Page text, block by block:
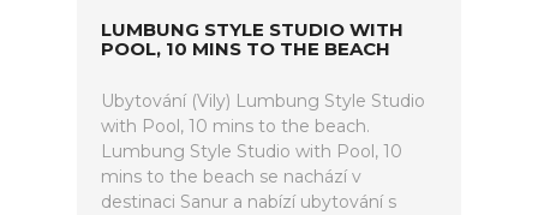
LUMBUNG STYLE STUDIO WITH
POOL, 10 MINS TO THE BEACH
Ubytování (Vily) Lumbung Style Studio
with Pool, 10 mins to the beach.
Lumbung Style Studio with Pool, 10
mins to the beach se nachází v
destinaci Sanur a nabízí ubytování s